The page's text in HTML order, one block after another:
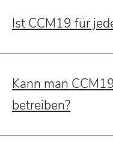
Ist CCM19 für
Kann man
betreiben?